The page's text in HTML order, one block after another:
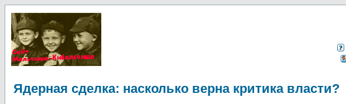
Ядерная сделка: насколько верна критика власти?